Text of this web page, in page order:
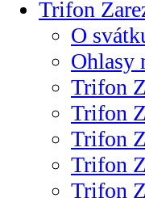
Trifon
O
Ohlasy
Trifon
Trifon
Trifon
Trifon
Trifon